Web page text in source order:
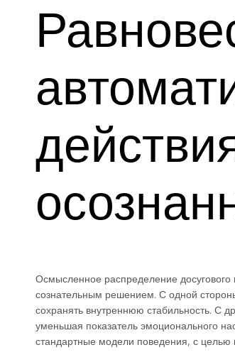
Осмысленное распределение
сознательным решением. С одной
сохранять внутреннюю стабильность. С
уменьшая показатель эмоционального
стандартные модели поведения, с